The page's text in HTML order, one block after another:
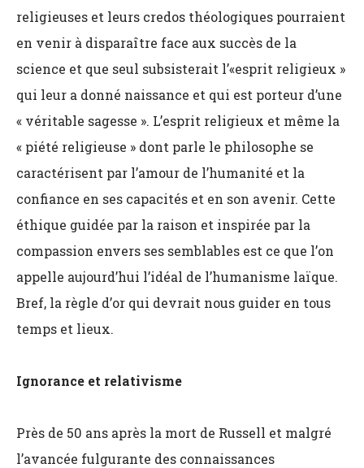
religieuses et leurs credos théologiques pourraient
en venir à disparaître face aux succès de la
science et que seul subsisterait l’«esprit religieux »
qui leur a donné naissance et qui est porteur d’une
« véritable sagesse ». L’esprit religieux et même la
« piété religieuse » dont parle le philosophe se
caractérisent par l’amour de l’humanité et la
confiance en ses capacités et en son avenir. Cette
éthique guidée par la raison et inspirée par la
compassion envers ses semblables est ce que l’on
appelle aujourd’hui l’idéal de l’humanisme laïque.
Bref, la règle d’or qui devrait nous guider en tous
temps et lieux.
Ignorance et relativisme
Près de 50 ans après la mort de Russell et malgré
l’avancée fulgurante des connaissances